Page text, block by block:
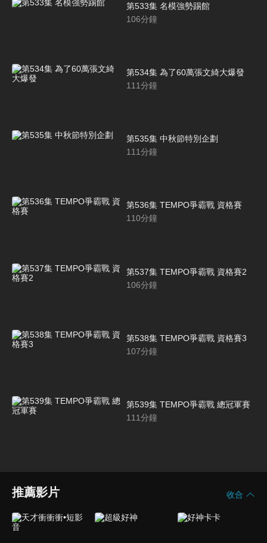
第533集 名模強勢踢館
106分鐘
第534集 為了60萬張文綺大爆發
111分鐘
第535集 中秋節特別企劃
111分鐘
第536集 TEMPO爭霸戰 資格賽
110分鐘
第537集 TEMPO爭霸戰 資格賽2
106分鐘
第538集 TEMPO爭霸戰 資格賽3
107分鐘
第539集 TEMPO爭霸戰 總冠軍賽
111分鐘
推薦影片 收合